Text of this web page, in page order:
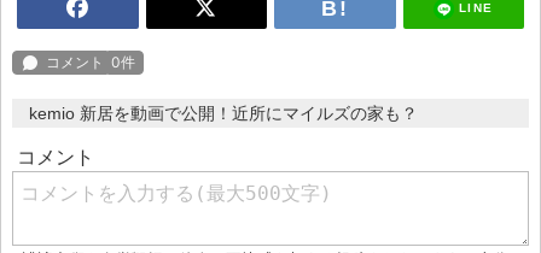
LINE
kemio 新居を動画で公開！近所にマイルズの家も？